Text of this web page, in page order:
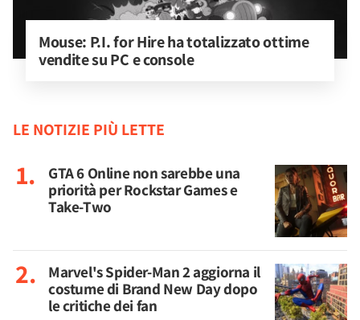
Mouse: P.I. for Hire ha totalizzato ottime
vendite su PC e console
LE NOTIZIE PIÙ LETTE
GTA 6 Online non sarebbe una
priorità per Rockstar Games e
Take-Two
Marvel's Spider-Man 2 aggiorna il
costume di Brand New Day dopo
le critiche dei fan